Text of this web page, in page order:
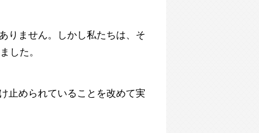
りません。しかし私たちは、そ
した。
止められていることを改めて実